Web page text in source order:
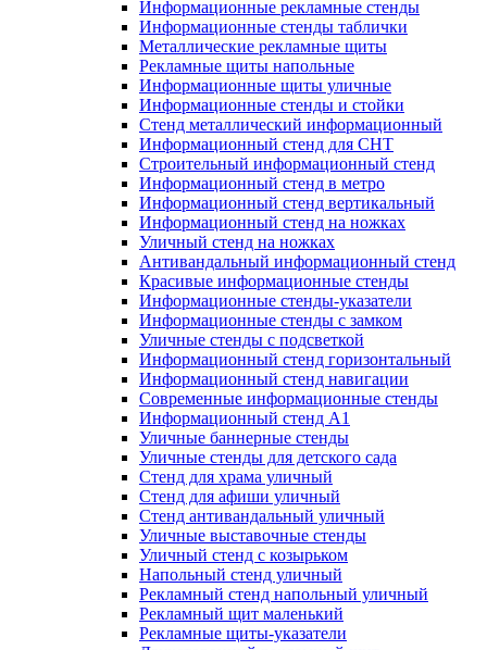
Информационные рекламные стенды
Информационные стенды таблички
Металлические рекламные щиты
Рекламные щиты напольные
Информационные щиты уличные
Информационные стенды и стойки
Стенд металлический информационный
Информационный стенд для СНТ
Строительный информационный стенд
Информационный стенд в метро
Информационный стенд вертикальный
Информационный стенд на ножках
Уличный стенд на ножках
Антивандальный информационный стенд
Красивые информационные стенды
Информационные стенды-указатели
Информационные стенды с замком
Уличные стенды с подсветкой
Информационный стенд горизонтальный
Информационный стенд навигации
Современные информационные стенды
Информационный стенд А1
Уличные баннерные стенды
Уличные стенды для детского сада
Стенд для храма уличный
Стенд для афиши уличный
Стенд антивандальный уличный
Уличные выставочные стенды
Уличный стенд с козырьком
Напольный стенд уличный
Рекламный стенд напольный уличный
Рекламный щит маленький
Рекламные щиты-указатели